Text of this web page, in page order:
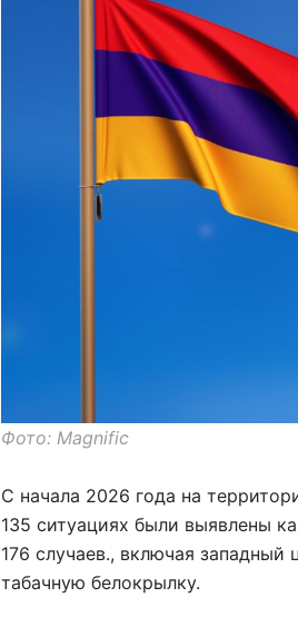
Фото: Magnific
С начала 2026 года на
135 ситуациях были выявлены
176 случаев., включая
табачную белокрылку.